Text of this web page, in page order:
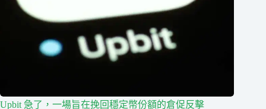
Upbit 急了，一場旨在挽回穩定幣份額的倉促反擊